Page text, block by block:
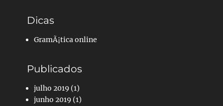
Dicas
GramÃ¡tica online
Publicados
julho 2019 (1)
junho 2019 (1)